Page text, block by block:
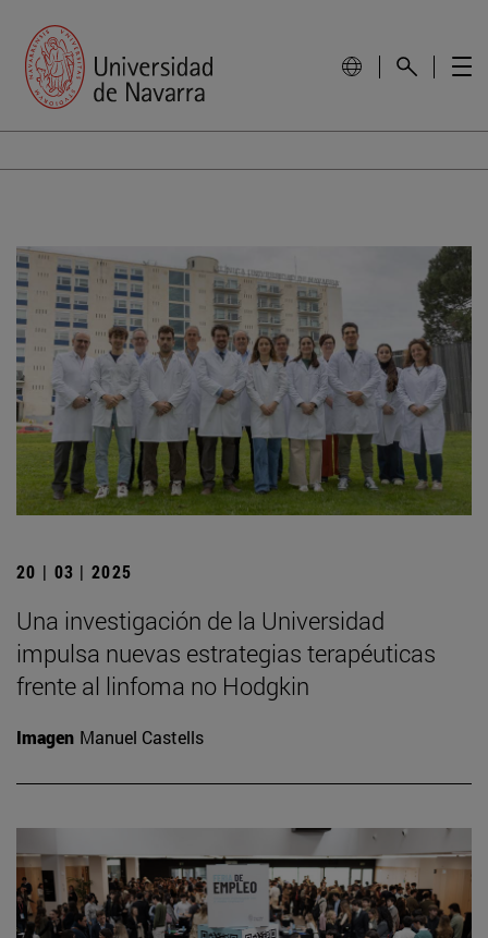
20 | 03 | 2025
Una investigación de la Universidad
impulsa nuevas estrategias terapéuticas
frente al linfoma no Hodgkin
Imagen Manuel Castells